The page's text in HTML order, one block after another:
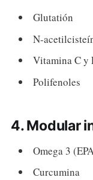
Glutatión
N-
Vitamina C y
Polifenoles
4. Modular
Omega 3
Curcumina